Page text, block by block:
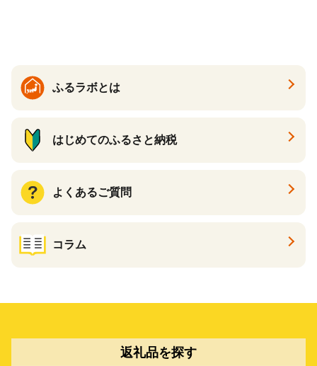
ふるラボとは
はじめてのふるさと納税
よくあるご質問
コラム
返礼品を探す